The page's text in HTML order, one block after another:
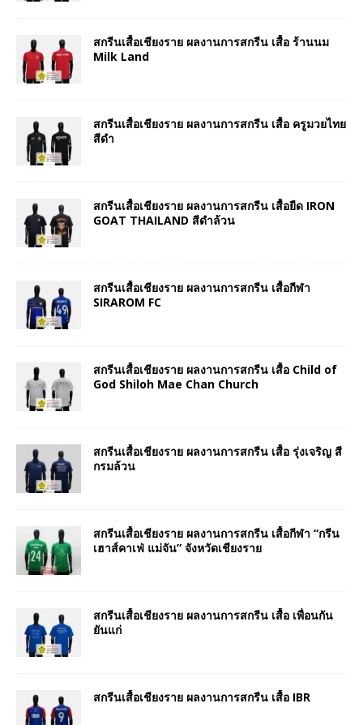
สกรีนเสื้อเชียงราย ผลงานการสกรีน เสื้อ ร้านนม
Milk Land
สกรีนเสื้อเชียงราย ผลงานการสกรีน เสื้อ ครูมวยไทย
สีดำ
สกรีนเสื้อเชียงราย ผลงานการสกรีน เสื้อยืด IRON
GOAT THAILAND สีดำล้วน
สกรีนเสื้อเชียงราย ผลงานการสกรีน เสื้อกีฬา
SIRAROM FC
สกรีนเสื้อเชียงราย ผลงานการสกรีน เสื้อ Child of
God Shiloh Mae Chan Church
สกรีนเสื้อเชียงราย ผลงานการสกรีน เสื้อ รุ่งเจริญ สี
กรมล้วน
สกรีนเสื้อเชียงราย ผลงานการสกรีน เสื้อกีฬา “กรีน
เฮาส์คาเฟ่ แม่จัน” จังหวัดเชียงราย
สกรีนเสื้อเชียงราย ผลงานการสกรีน เสื้อ เพื่อนกัน
ยันแก่
สกรีนเสื้อเชียงราย ผลงานการสกรีน เสื้อ IBR